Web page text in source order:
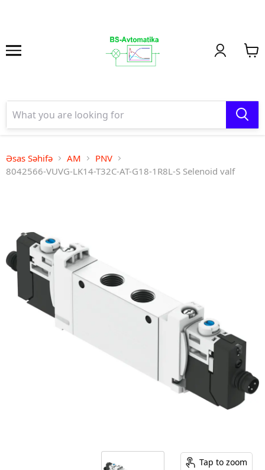
Əsas Səhifə AM
PNV
8042566-VUVG-LK14-T32C-AT-G18-1R8L-S Selenoid valf
Tap to zoom